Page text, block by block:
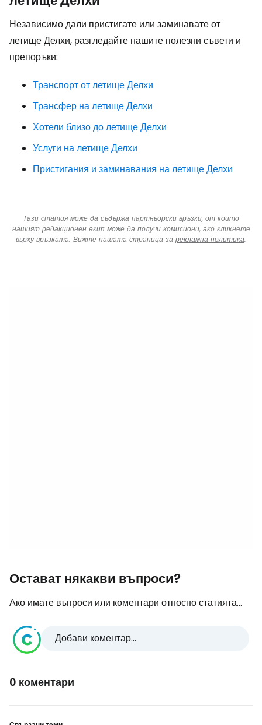
Независимо дали пристигате или заминавате от
летище Делхи, разгледайте нашите полезни съвети и
препоръки:
Транспорт от летище Делхи
Трансфер на летище Делхи
Хотели близо до летище Делхи
Услуги на летище Делхи
Пристигания и заминавания на летище Делхи
Тази статия може да съдържа партньорски връзки, от които
нашият редакционен екип може да получи комисиони, ако кликнете
върху връзката. Вижте нашата страница за рекламна политика.
Остават някакви въпроси?
Ако имате въпроси или коментари относно статията...
Добави коментар...
0 коментари